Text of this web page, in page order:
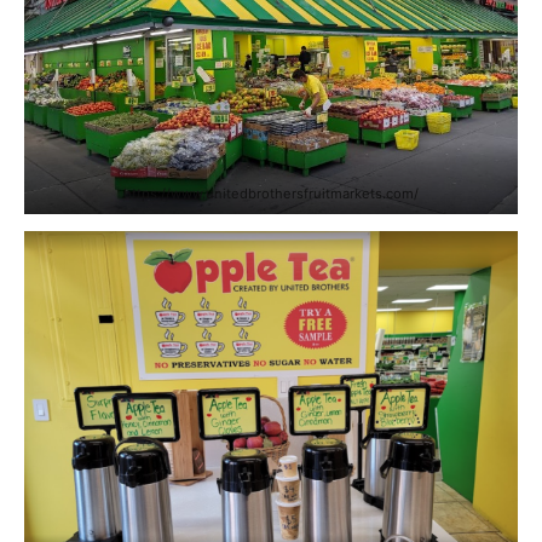
https://www.unitedbrothersfruitmarkets.com/